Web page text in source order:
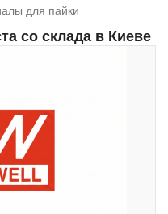
для пайки
со склада в Киеве